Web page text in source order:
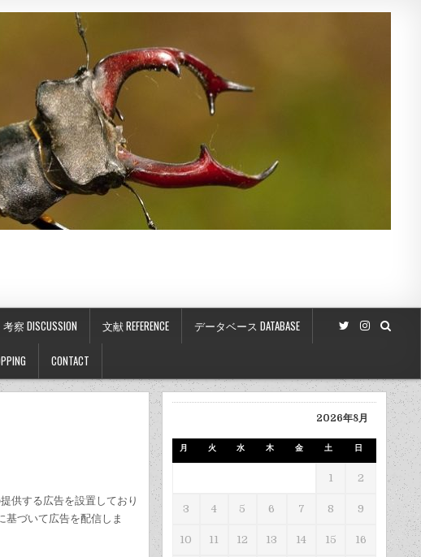
考察 DISCUSSION 文献 REFERENCE データベース DATABASE
CONTACT
供する広告を設置しており
づいて広告を配信しま
2026年8月
月 火 水 木 金 土 日
1 2
3 4 5 6 7 8 9
10 11 12 13 14 15 16